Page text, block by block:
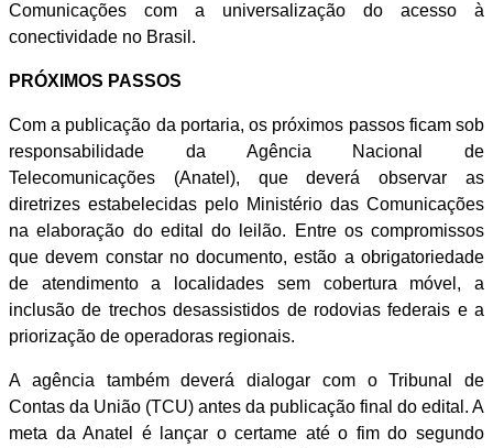
Comunicações com a universalização do acesso à
conectividade no Brasil.
PRÓXIMOS PASSOS
Com a publicação da portaria, os próximos passos ficam sob
responsabilidade da Agência Nacional de
Telecomunicações (Anatel), que deverá observar as
diretrizes estabelecidas pelo Ministério das Comunicações
na elaboração do edital do leilão. Entre os compromissos
que devem constar no documento, estão a obrigatoriedade
de atendimento a localidades sem cobertura móvel, a
inclusão de trechos desassistidos de rodovias federais e a
priorização de operadoras regionais.
A agência também deverá dialogar com o Tribunal de
Contas da União (TCU) antes da publicação final do edital. A
meta da Anatel é lançar o certame até o fim do segundo